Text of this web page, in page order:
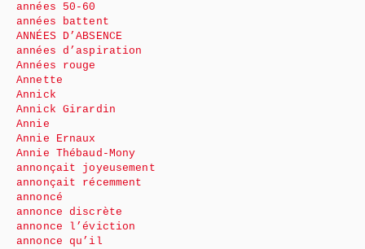
années 50-60
années battent
ANNÉES D’ABSENCE
années d’aspiration
Années rouge
Annette
Annick
Annick Girardin
Annie
Annie Ernaux
Annie Thébaud-Mony
annonçait joyeusement
annonçait récemment
annoncé
annonce discrète
annonce l’éviction
annonce qu’il